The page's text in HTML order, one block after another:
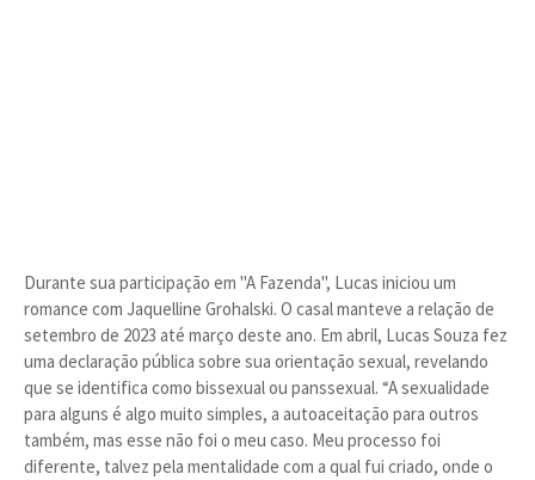
Durante sua participação em "A Fazenda", Lucas iniciou um
romance com Jaquelline Grohalski. O casal manteve a relação de
setembro de 2023 até março deste ano. Em abril, Lucas Souza fez
uma declaração pública sobre sua orientação sexual, revelando
que se identifica como bissexual ou panssexual. “A sexualidade
para alguns é algo muito simples, a autoaceitação para outros
também, mas esse não foi o meu caso. Meu processo foi
diferente, talvez pela mentalidade com a qual fui criado, onde o